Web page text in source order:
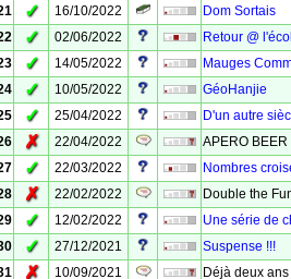
✓ 16/10/2022
Dom Sortais
✓ 02/06/2022
Retour @
✓ 14/05/2022
Mauges
✓ 10/05/2022
GéoHanjie
✓ 25/04/2022
D'un autre
✗ 22/04/2022
APERO
✓ 22/03/2022
Nombres
✗ 22/02/2022
Double the
✓ 12/02/2022
Une série de
✓ 27/12/2021
Suspense !!!
✗ 10/09/2021
Déjà deux ans